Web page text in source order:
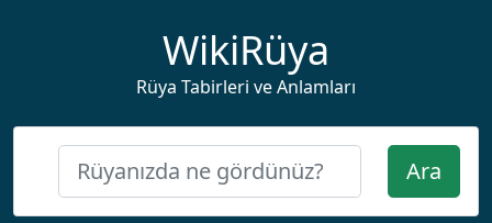
WikiRüya
Rüya Tabirleri ve Anlamları
Ara